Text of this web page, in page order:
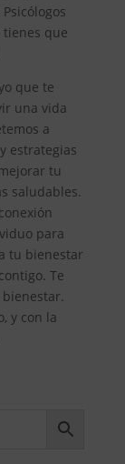
tienes que
que te
una vida
a
estrategias
tu
saludables.
para
tu bienestar
Te
y con la